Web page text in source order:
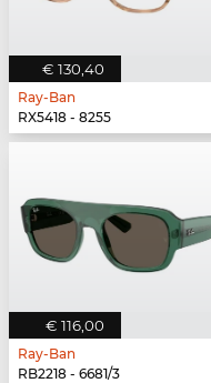
€ 130,40
Ray-Ban
RX5418 - 8255
€ 116,00
Ray-Ban
RB2218 - 6681/3